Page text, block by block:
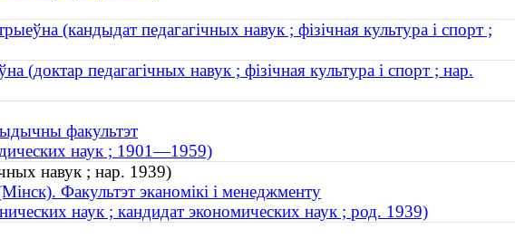
(кандыдат педагагічных навук ; фізічная культура і спорт ;
(доктар педагагічных навук ; фізічная культура і спорт ; нар.
факультэт
наук ; 1901—1959)
навук ; нар. 1939)
Факультэт эканомікі і менеджменту
наук ; кандидат экономических наук ; род. 1939)